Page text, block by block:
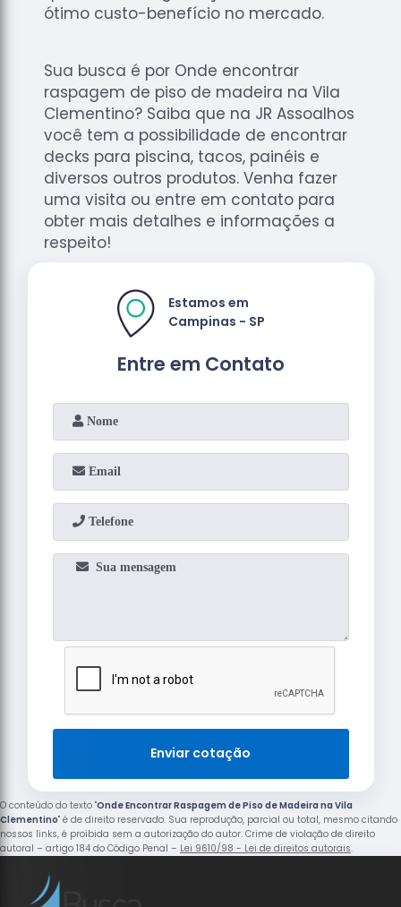
ótimo custo-benefício no mercado.
Sua busca é por Onde encontrar
raspagem de piso de madeira na Vila
Clementino? Saiba que na JR Assoalhos
você tem a possibilidade de encontrar
decks para piscina, tacos, painéis e
diversos outros produtos. Venha fazer
uma visita ou entre em contato para
obter mais detalhes e informações a
respeito!
Entre em Contato
Estamos em
Campinas - SP
Enviar cotação
O conteúdo do texto "Onde Encontrar Raspagem de Piso de Madeira na Vila
Clementino" é de direito reservado. Sua reprodução, parcial ou total, mesmo citando
nossos links, é proibida sem a autorização do autor. Crime de violação de direito
autoral – artigo 184 do Código Penal – Lei 9610/98 - Lei de direitos autorais.